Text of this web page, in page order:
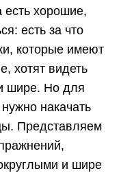
есть хорошие,
есть за что
которые имеют
хотят видеть
шире. Но для
накачать
Представляем
и шире